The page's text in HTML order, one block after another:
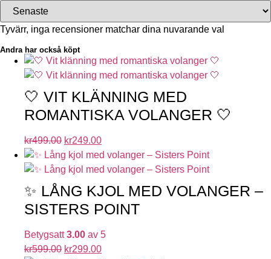
Tyvärr, inga recensioner matchar dina nuvarande val
Andra har också köpt
🤍 VIT KLÄNNING MED
ROMANTISKA VOLANGER 🤍
kr499.00 kr249.00
✨ LÅNG KJOL MED VOLANGER –
SISTERS POINT
Betygsatt3.00 av 5
kr599.00 kr299.00